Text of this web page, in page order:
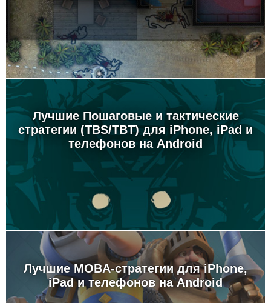
Лучшие Пошаговые и тактические
стратегии (TBS/TBT) для iPhone, iPad и
телефонов на Android
Лучшие MOBA-стратегии для iPhone,
iPad и телефонов на Android